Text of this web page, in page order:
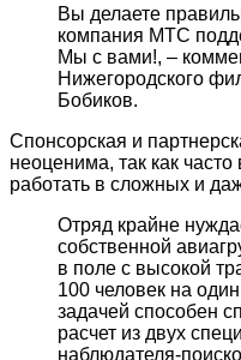
Вы делаете
компания МТС
Мы с вами!, –
Нижегородского
Бобиков.
Спонсорская и
неоценима, так как
работать в сложных и
Отряд крайне
собственной
в поле с высокой
100 человек на
задачей способен
расчет из двух
наблюдателя-